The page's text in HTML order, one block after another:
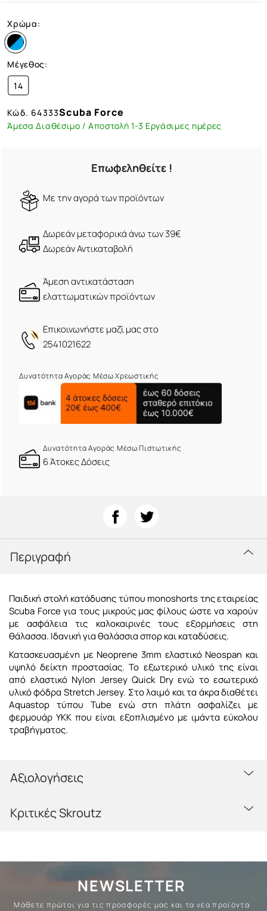
Χρώμα:
Μέγεθος:
14
Κώδ. 64333Scuba Force
Άμεσα Διαθέσιμο / Αποστολή 1-3 Εργάσιμες ημέρες
Επωφεληθείτε !
Mε την αγορά των προϊόντων
Δωρεάν μεταφορικά άνω των 39€
Δωρεάν Αντικαταβολή
Άμεση αντικατάσταση
ελαττωματικών προϊόντων
Eπικοινωνήστε μαζί μας στο
2541021622
Δυνατότητα Αγοράς Μέσω Χρεωστικής
Δυνατότητα Αγοράς Μέσω Πιστωτικής
6 Άτοκες Δόσεις
Περιγραφή
Παιδική στολή κατάδυσης τύπου monoshorts της εταιρείας
Scuba Force για τους μικρούς μας φίλους ώστε να χαρούν
με ασφάλεια τις καλοκαιρινές τους εξορμήσεις στη
θάλασσα. Ιδανική για θαλάσσια σπορ και καταδύσεις.
Κατασκευασμένη με Neoprene 3mm ελαστικό Neospan και
υψηλό δείκτη προστασίας. Το εξωτερικό υλικό της είναι
από ελαστικό Nylon Jersey Quick Dry ενώ το εσωτερικό
υλικό φόδρα Stretch Jersey. Στο λαιμό και τα άκρα διαθέτει
Aquastop τύπου Tube ενώ στη πλάτη ασφαλίζει με
φερμουάρ ΥΚΚ που είναι εξοπλισμένο με ιμάντα εύκολου
τραβήγματος.
Αξιολογήσεις
Κριτικές Skroutz
NEWSLETTER
Μάθετε πρώτοι για τις προσφορές μας και τα νέα προϊόντα